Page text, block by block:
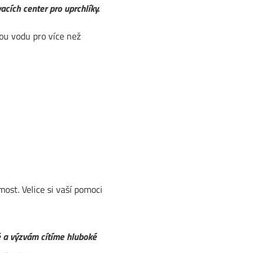
center pro uprchlíky.
vodu pro více než
Velice si vaší pomoci
výzvám cítíme hluboké